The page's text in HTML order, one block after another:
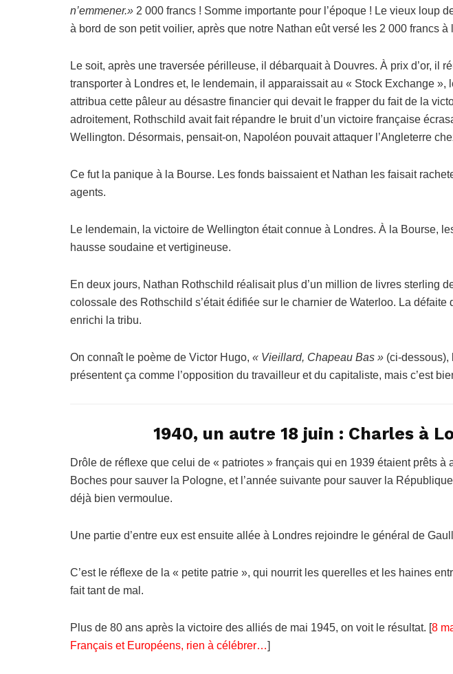
n’emmener.» 2 000 francs ! Somme importante pour l’époque ! Le vieux loup
à bord de son petit voilier, après que notre Nathan eût versé les 2 000 francs à
Le soit, après une traversée périlleuse, il débarquait à Douvres. À prix d’or, il
transporter à Londres et, le lendemain, il apparaissait au « Stock Exchange »,
attribua cette pâleur au désastre financier qui devait le frapper du fait de la
adroitement, Rothschild avait fait répandre le bruit d’un victoire française
Wellington. Désormais, pensait-on, Napoléon pouvait attaquer l’Angleterre
Ce fut la panique à la Bourse. Les fonds baissaient et Nathan les faisait
agents.
Le lendemain, la victoire de Wellington était connue à Londres. À la Bourse,
hausse soudaine et vertigineuse.
En deux jours, Nathan Rothschild réalisait plus d’un million de livres sterling
colossale des Rothschild s’était édifiée sur le charnier de Waterloo. La défaite
enrichi la tribu.
On connaît le poème de Victor Hugo, « Vieillard, Chapeau Bas » (ci-dessous),
présentent ça comme l’opposition du travailleur et du capitaliste, mais c’est
1940, un autre 18 juin : Charles à
Drôle de réflexe que celui de « patriotes » français qui en 1939 étaient prêts à
Boches pour sauver la Pologne, et l’année suivante pour sauver la
déjà bien vermoulue.
Une partie d’entre eux est ensuite allée à Londres rejoindre le général de
C’est le réflexe de la « petite patrie », qui nourrit les querelles et les haines
fait tant de mal.
Plus de 80 ans après la victoire des alliés de mai 1945, on voit le résultat. [8
Français et Européens, rien à célébrer…]